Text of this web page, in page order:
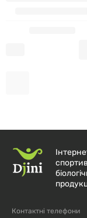
Контактні телефони